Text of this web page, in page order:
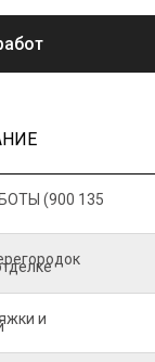
(900 135
и